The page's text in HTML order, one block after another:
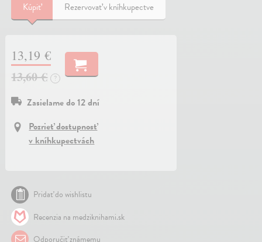
Kúpiť Rezervovať v kníhkupectve
13,19 €
13,60 €
?
Zasielame do 12 dní
Pozrieť dostupnosť
v kníhkupectvách
Pridať do wishlistu
Recenzia na medziknihami.sk
Odporučiť známemu